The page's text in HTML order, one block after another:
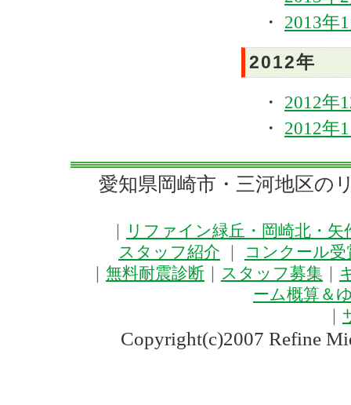
・ 2013年
2012年
・ 2012年
・ 2012年
愛知県岡崎市・三河地区の
｜
リファイン緑丘・岡崎北・矢
スタッフ紹介 ｜
コンクール受
｜ 無料耐震診断 ｜ スタッフ募集 ｜
ーム概算＆
｜
Copyright(c)2007 Refine